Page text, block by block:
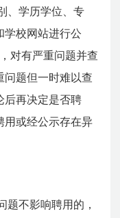
、学历学位、专
学校网站进行公
对有严重问题并查
问题但一时难以查
后再决定是否聘
用或经公示存在异
题不影响聘用的，